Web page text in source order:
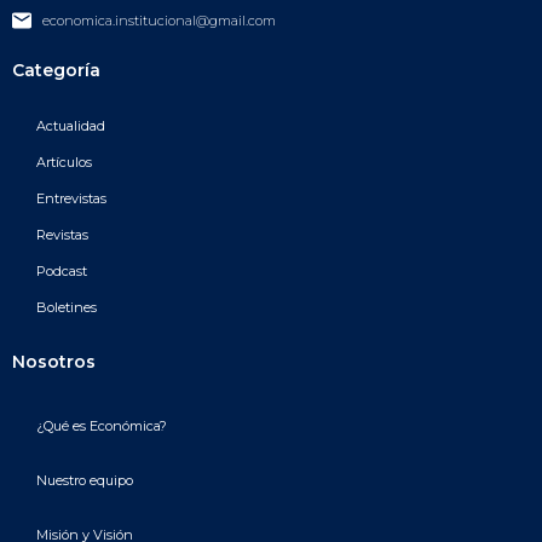
economica.institucional@gmail.com
Categoría
Actualidad
Artículos
Entrevistas
Revistas
Podcast
Boletines
Nosotros
¿Qué es Económica?
Nuestro equipo
Misión y Visión